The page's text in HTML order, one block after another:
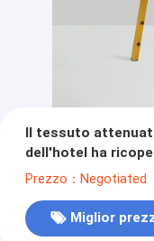
Il tessuto
dell'hotel ha
struttura d'acciaio
Prezzo：Negotiated
Miglior